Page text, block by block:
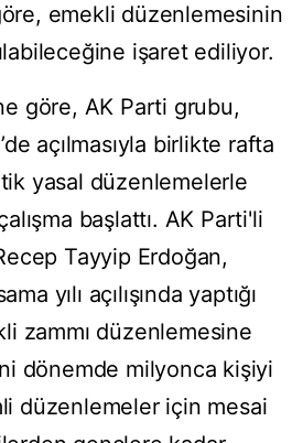
emekli düzenlemesinin
işaret ediliyor.
göre, AK Parti grubu,
açılmasıyla birlikte rafta
yasal düzenlemelerle
başlattı. AK Parti'li
Tayyip Erdoğan,
yılı açılışında yaptığı
zammı düzenlemesine
dönemde milyonca kişiyi
düzenlemeler için mesai